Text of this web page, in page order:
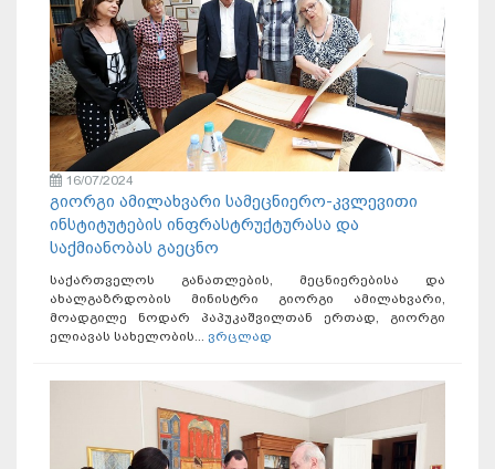
16/07/2024
გიორგი ამილახვარი სამეცნიერო-კვლევითი
ინსტიტუტების ინფრასტრუქტურასა და
საქმიანობას გაეცნო
საქართველოს განათლების, მეცნიერებისა და
ახალგაზრდობის მინისტრი გიორგი ამილახვარი,
მოადგილე ნოდარ პაპუკაშვილთან ერთად, გიორგი
ელიავას სახელობის... ვრცლად